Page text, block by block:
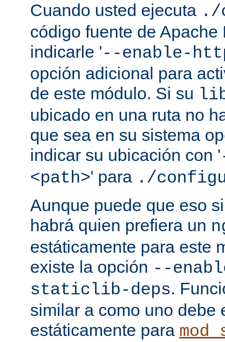
Cuando usted ejecuta ./
código fuente de
indicarle '--enable-
opción adicional para
de este módulo. Si su
ubicado en una ruta no
que sea en su sistema
indicar su ubicación con '
<path>' para ./
Aunque puede que eso
habrá quien prefiera un
estáticamente para este
existe la opción --
staticlib-deps.
similar a como uno debe
estáticamente para